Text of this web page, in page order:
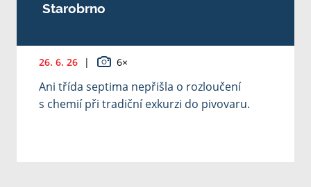
Starobrno
26. 6. 26 | 6×
Ani třída septima nepřišla o rozloučení
s chemií při tradiční exkurzi do pivovaru.